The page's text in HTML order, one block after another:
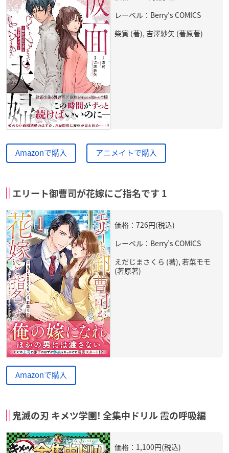
レーベル：Berry’s COMICS
柴寅 (著), 吉澤紗矢 (著原著)
Amazonで購入 アニメイトで購入
エリート御曹司が花嫁にご指名です 1
価格：726円(税込)
レーベル：Berry’s COMICS
えだじまさくら (著), 若菜モモ
(著原著)
Amazonで購入
鬼滅の刃 キメツ学園! 全集中ドリル 霞の呼吸編
価格：1,100円(税込)